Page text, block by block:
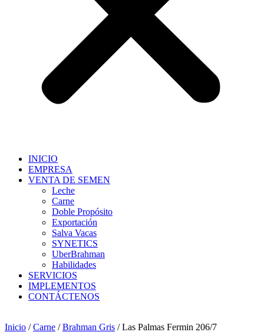
INICIO
EMPRESA
VENTA DE SEMEN
Leche
Carne
Doble Propósito
Exportación
Salva Vacas
SYNETICS
UberBrahman
Habilidades
SERVICIOS
IMPLEMENTOS
CONTÁCTENOS
Inicio /Carne /Brahman Gris / Las Palmas Fermin 206/7